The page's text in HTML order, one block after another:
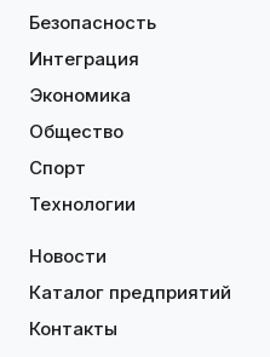
Безопасность
Интеграция
Экономика
Общество
Спорт
Технологии
Новости
Каталог предприятий
Контакты